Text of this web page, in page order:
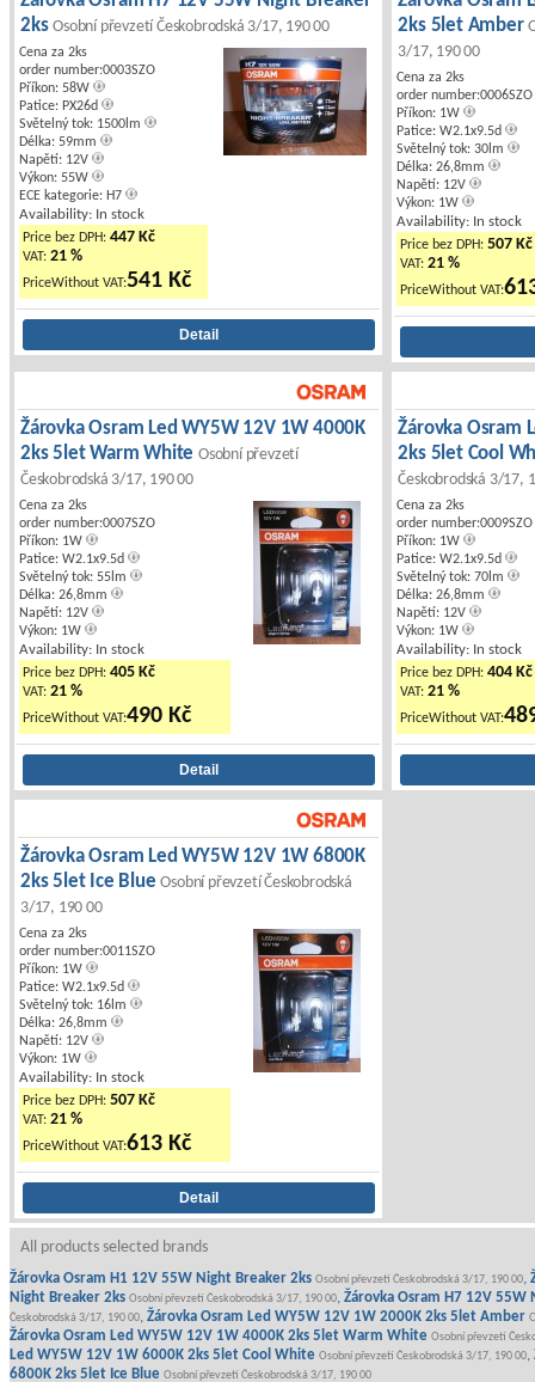
2ksOsobní převzetí Českobrodská 3/17, 190 00
Cena za 2ks
order number:0003SZO
Příkon: 58W
Patice: PX26d
Světelný tok: 1500lm
Délka: 59mm
Napětí: 12V
Výkon: 55W
ECE kategorie: H7
Availability: In stock
Price bez DPH: 447 Kč
VAT: 21 %
PriceWithout VAT:541 Kč
2ks 5let Amber
3/17, 190 00
Cena za 2ks
order number:0006SZO
Příkon: 1W
Patice: W2.1x9.5d
Světelný tok: 30lm
Délka: 26,8mm
Napětí: 12V
Výkon: 1W
Availability: In stock
Price bez DPH:507 Kč
VAT:21 %
PriceWithout VAT:
Žárovka Osram Led WY5W 12V 1W 4000K
2ks 5let Warm WhiteOsobní převzetí
Českobrodská 3/17, 190 00
Cena za 2ks
order number:0007SZO
Příkon: 1W
Patice: W2.1x9.5d
Světelný tok: 55lm
Délka: 26,8mm
Napětí: 12V
Výkon: 1W
Availability: In stock
Price bez DPH: 405 Kč
VAT: 21 %
PriceWithout VAT:490 Kč
Žárovka Osram
2ks 5let Cool
Českobrodská 3/17,
Cena za 2ks
order number:0009SZO
Příkon: 1W
Patice: W2.1x9.5d
Světelný tok: 70lm
Délka: 26,8mm
Napětí: 12V
Výkon: 1W
Availability: In stock
Price bez DPH:404 Kč
VAT:21 %
PriceWithout VAT:
Žárovka Osram Led WY5W 12V 1W 6800K
2ks 5let Ice BlueOsobní převzetí Českobrodská
3/17, 190 00
Cena za 2ks
order number:0011SZO
Příkon: 1W
Patice: W2.1x9.5d
Světelný tok: 16lm
Délka: 26,8mm
Napětí: 12V
Výkon: 1W
Availability: In stock
Price bez DPH: 507 Kč
VAT: 21 %
PriceWithout VAT:613 Kč
All products selected brands
Žárovka Osram H1 12V 55W Night Breaker 2ks Osobní převzetí Českobrodská 3/17, 190 00,
Night Breaker 2ks Osobní převzetí Českobrodská 3/17, 190 00, Žárovka Osram H7 12V
Českobrodská 3/17, 190 00, Žárovka Osram Led WY5W 12V 1W 2000K 2ks 5let Amber
Žárovka Osram Led WY5W 12V 1W 4000K 2ks 5let Warm White Osobní převzetí
Led WY5W 12V 1W 6000K 2ks 5let Cool White Osobní převzetí Českobrodská 3/17, 190 00,
6800K 2ks 5let Ice Blue Osobní převzetí Českobrodská 3/17, 190 00